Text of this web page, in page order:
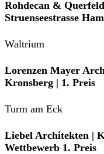
Rohdecan &
Struenseestrasse
Waltrium
Lorenzen Mayer
Kronsberg | 1. Preis
Turm am Eck
Liebel Architekten |
Wettbewerb 1. Preis